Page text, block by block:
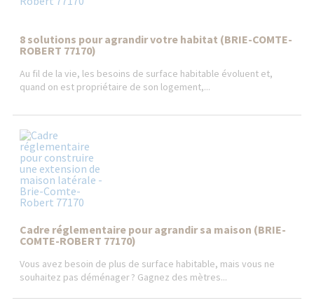
8 solutions pour agrandir votre habitat (BRIE-COMTE-
ROBERT 77170)
Au fil de la vie, les besoins de surface habitable évoluent et,
quand on est propriétaire de son logement,...
Cadre réglementaire pour agrandir sa maison (BRIE-
COMTE-ROBERT 77170)
Vous avez besoin de plus de surface habitable, mais vous ne
souhaitez pas déménager ? Gagnez des mètres...